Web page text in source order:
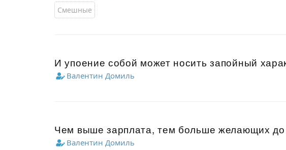
Смешные
И упоение собой может носить запойный
Валентин Домиль
Чем выше зарплата, тем больше желающих до
Валентин Домиль